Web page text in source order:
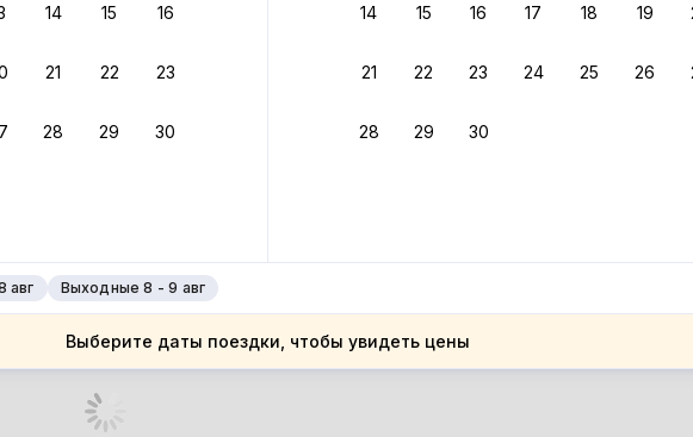
14 15 16
21 22 23
28 29 30
14 15 16 17 18 19
21 22 23 24 25 26
28 29 30
авг Выходные 8 - 9 авг
Выберите даты поездки, чтобы увидеть цены